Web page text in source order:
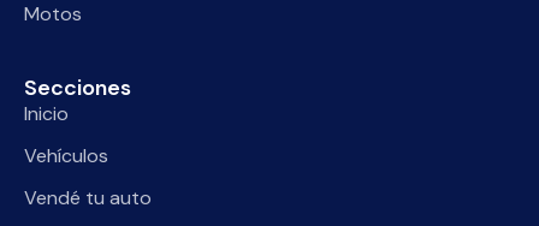
Motos
Secciones
Inicio
Vehículos
Vendé tu auto